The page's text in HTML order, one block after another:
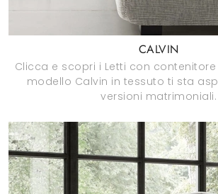
CALVIN
Clicca e scopri i Letti con contenitore
modello Calvin in tessuto ti sta
versioni matrimoniali.